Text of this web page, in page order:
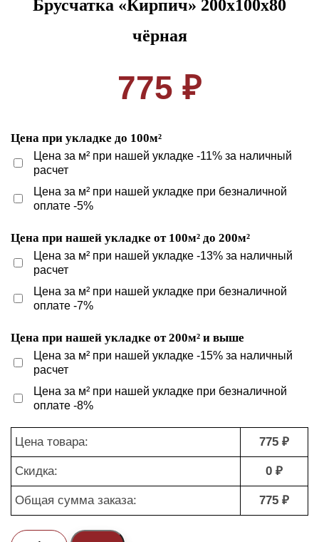
Брусчатка «Кирпич» 200x100x80
чёрная
775 ₽
Цена при укладке до 100м²
Цена за м² при нашей укладке -11% за наличный
расчет
Цена за м² при нашей укладке при безналичной
оплате -5%
Цена при нашей укладке от 100м² до 200м²
Цена за м² при нашей укладке -13% за наличный
расчет
Цена за м² при нашей укладке при безналичной
оплате -7%
Цена при нашей укладке от 200м² и выше
Цена за м² при нашей укладке -15% за наличный
расчет
Цена за м² при нашей укладке при безналичной
оплате -8%
Цена товара: 775 ₽
Скидка: 0 ₽
Общая сумма заказа: 775 ₽